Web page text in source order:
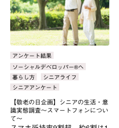
カ
テ
ゴ
リ：
アンケート結果
タ
グ：
ソーシャルデベロッパー®へ
暮らし方
シニアライフ
シニアアンケート
【敬老の日企画】シニアの生活・意
識実態調査～スマートフォンについ
て～